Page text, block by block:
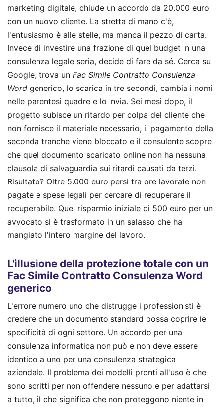
marketing digitale, chiude un accordo da 20.000 euro
con un nuovo cliente. La stretta di mano c'è,
l'entusiasmo è alle stelle, ma manca il pezzo di carta.
Invece di investire una frazione di quel budget in una
consulenza legale seria, decide di fare da sé. Cerca su
Google, trova un Fac Simile Contratto Consulenza
Word generico, lo scarica in tre secondi, cambia i nomi
nelle parentesi quadre e lo invia. Sei mesi dopo, il
progetto subisce un ritardo per colpa del cliente che
non fornisce il materiale necessario, il pagamento della
seconda tranche viene bloccato e il consulente scopre
che quel documento scaricato online non ha nessuna
clausola di salvaguardia sui ritardi causati da terzi.
Risultato? Oltre 5.000 euro persi tra ore lavorate non
pagate e spese legali per cercare di recuperare il
recuperabile. Quel risparmio iniziale di 500 euro per un
avvocato si è trasformato in un salasso che ha
mangiato l'intero margine del lavoro.
L'illusione della protezione totale con un
Fac Simile Contratto Consulenza Word
generico
L'errore numero uno che distrugge i professionisti è
credere che un documento standard possa coprire le
specificità di ogni settore. Un accordo per una
consulenza informatica non può e non deve essere
identico a uno per una consulenza strategica
aziendale. Il problema dei modelli pronti all'uso è che
sono scritti per non offendere nessuno e per adattarsi
a tutto, il che significa che non proteggono niente in